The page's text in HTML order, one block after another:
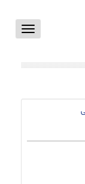
Toggle